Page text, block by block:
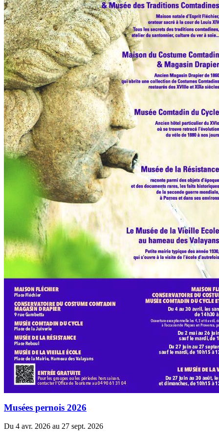
Musées pernois 2026
Du 4 avr. 2026 au 27 sept. 2026